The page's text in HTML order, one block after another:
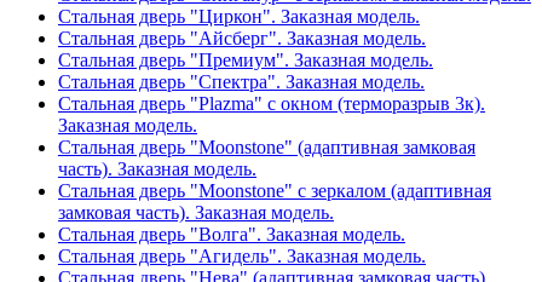
Стальная дверь "Циркон". Заказная модель.
Стальная дверь "Айсберг". Заказная модель.
Стальная дверь "Премиум". Заказная модель.
Стальная дверь "Спектра". Заказная модель.
Стальная дверь "Plazma" с окном (терморазрыв 3к).
Заказная модель.
Стальная дверь "Moonstone" (адаптивная замковая
часть). Заказная модель.
Стальная дверь "Moonstone" с зеркалом (адаптивная
замковая часть). Заказная модель.
Стальная дверь "Волга". Заказная модель.
Стальная дверь "Агидель". Заказная модель.
Стальная дверь "Нева" (адаптивная замковая часть)